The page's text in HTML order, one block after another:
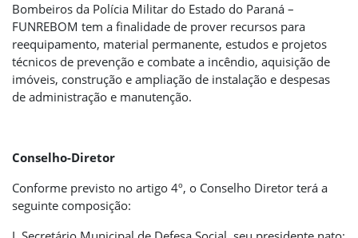
Bombeiros da Polícia Militar do Estado do Paraná –
FUNREBOM tem a finalidade de prover recursos para
reequipamento, material permanente, estudos e projetos
técnicos de prevenção e combate a incêndio, aquisição de
imóveis, construção e ampliação de instalação e despesas
de administração e manutenção.
Conselho-Diretor
Conforme previsto no artigo 4º, o Conselho Diretor terá a
seguinte composição: